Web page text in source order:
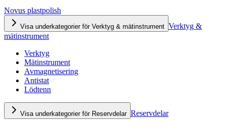
Novus plastpolish
Visa underkategorier för Verktyg & mätinstrument Verktyg &
mätinstrument
Verktyg
Mätinstrument
Avmagnetisering
Antistat
Lödtenn
Visa underkategorier för Reservdelar Reservdelar